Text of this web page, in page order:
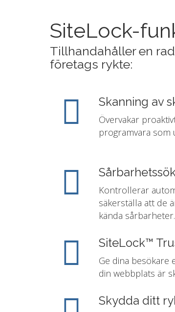
SiteLock-
Tillhandahåller en
företags rykte:
Skanning av
Övervakar
programvara som
Kontrollerar
säkerställa att de
kända sårbarheter.
SiteLock™
Ge dina besökare
din webbplats är
Skydda ditt